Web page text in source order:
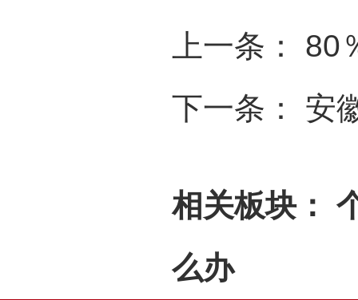
上一条： 80
下一条： 安
相关板块：
么办